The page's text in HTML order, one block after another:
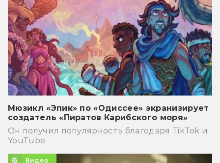
Мюзикл «Эпик» по «Одиссее» экранизирует
создатель «Пиратов Карибского моря»
Он получил популярность благодаря TikTok и
YouTube.
Видео